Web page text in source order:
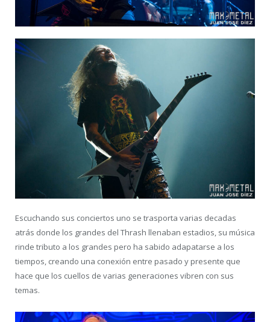
Escuchando sus conciertos uno se trasporta varias decadas
atrás donde los grandes del Thrash llenaban estadios, su música
rinde tributo a los grandes pero ha sabido adapatarse a los
tiempos, creando una conexión entre pasado y presente que
hace que los cuellos de varias generaciones vibren con sus
temas.